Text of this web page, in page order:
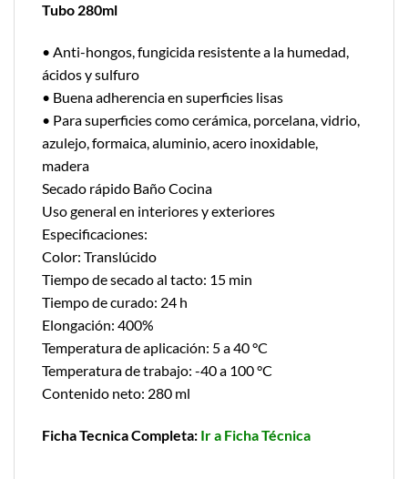
Tubo 280ml
• Anti-hongos, fungicida resistente a la humedad,
ácidos y sulfuro
• Buena adherencia en superficies lisas
• Para superficies como cerámica, porcelana, vidrio,
azulejo, formaica, aluminio, acero inoxidable,
madera
Secado rápido Baño Cocina
Uso general en interiores y exteriores
Especificaciones:
Color: Translúcido
Tiempo de secado al tacto: 15 min
Tiempo de curado: 24 h
Elongación: 400%
Temperatura de aplicación: 5 a 40 °C
Temperatura de trabajo: -40 a 100 °C
Contenido neto: 280 ml
Ficha Tecnica Completa: Ir a Ficha Técnica